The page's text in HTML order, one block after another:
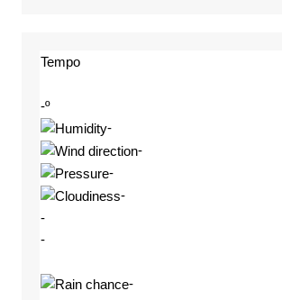
Tempo
-º
-
-
-
-
-
-
-